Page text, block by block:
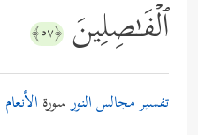
ٱلۡفَـٰصِلِینَ ﴿٥٧﴾
تفسير مجالس النورسورة الأنعام